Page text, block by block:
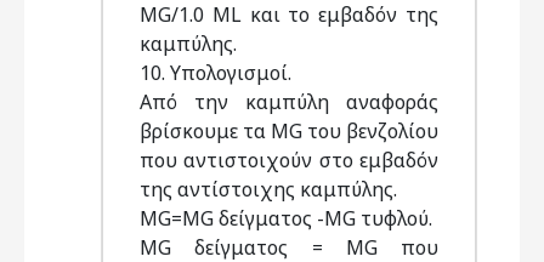
MG/1.0 ML και το εμβαδόν της
καμπύλης.
10. Υπολογισμοί.
Από την καμπύλη αναφοράς
βρίσκουμε τα MG του βενζολίου
που αντιστοιχούν στο εμβαδόν
της αντίστοιχης καμπύλης.
MG=ΜG δείγματος -MG τυφλού.
MG δείγματος = MG που